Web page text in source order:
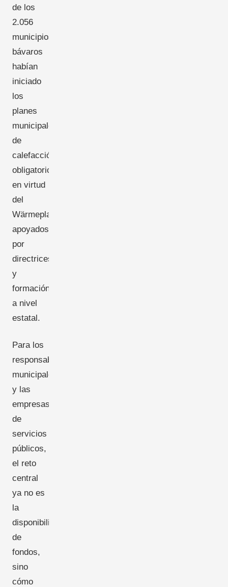
de los
2.056
municipios
bávaros
habían
iniciado
los
planes
municipales
de
calefacción
obligatorios
en virtud
del
Wärmeplanungsgesetz,
apoyados
por
directrices
y
formación
a nivel
estatal.
Para los
responsables
municipales
y las
empresas
de
servicios
públicos,
el reto
central
ya no es
la
disponibilidad
de
fondos,
sino
cómo